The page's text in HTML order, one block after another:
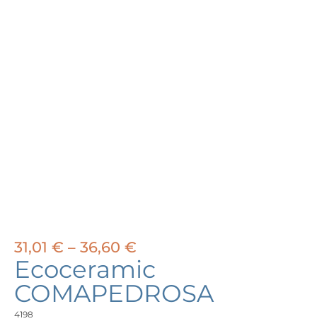
31,01 € – 36,60 €
range:
31,01 €
through
36,60 €
Ecoceramic
COMAPEDROSA
4198